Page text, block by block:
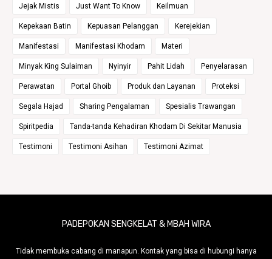
Jejak Mistis Just Want To Know Keilmuan
Kepekaan Batin Kepuasan Pelanggan Kerejekian
Manifestasi Manifestasi Khodam Materi
Minyak King Sulaiman Nyinyir Pahit Lidah Penyelarasan
Perawatan Portal Ghoib Produk dan Layanan Proteksi
Segala Hajad Sharing Pengalaman Spesialis Trawangan
Spiritpedia Tanda-tanda Kehadiran Khodam Di Sekitar Manusia
Testimoni Testimoni Asihan Testimoni Azimat
PADEPOKAN SENGKELAT & MBAH WIRA
Tidak membuka cabang di manapun. Kontak yang bisa di hubungi hanya